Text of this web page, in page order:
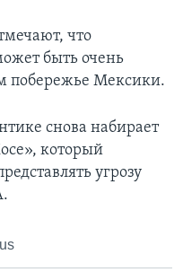
что
быть очень
побережье Мексики.
снова набирает
который
угрозу